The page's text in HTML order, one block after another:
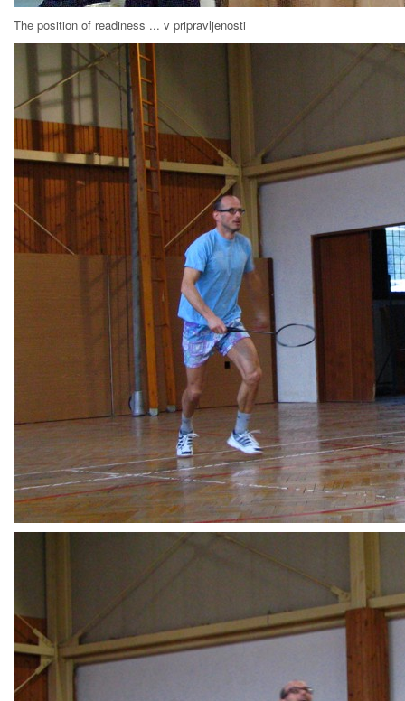
The position of readiness ... v pripravljenosti